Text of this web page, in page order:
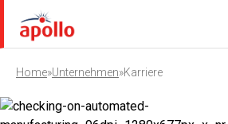
Home»Unternehmen»Karriere